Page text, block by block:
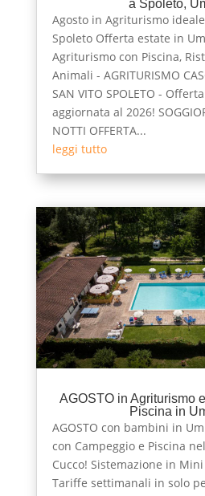
a Spoleto,
Agosto in Agriturismo
Spoleto Offerta estate in
Agriturismo con Piscina,
Animali - AGRITURISMO
SAN VITO SPOLETO -
aggiornata al 2026!
NOTTI OFFERTA...
leggi tutto
AGOSTO in Agriturismo
Piscina in
AGOSTO con bambini in
con Campeggio e Piscina
Cucco! Sistemazione in
Tariffe settimanali in solo